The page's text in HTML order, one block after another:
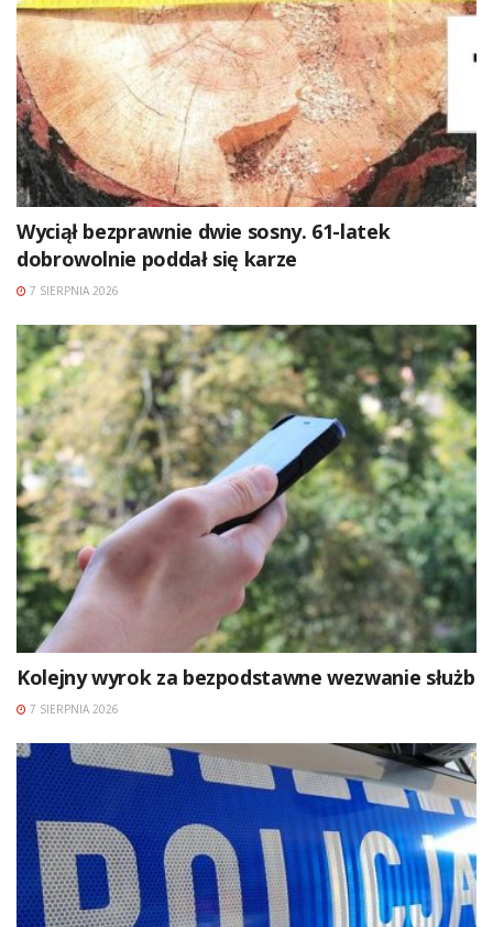
Wyciął bezprawnie dwie sosny. 61-latek
dobrowolnie poddał się karze
7 SIERPNIA 2026
Kolejny wyrok za bezpodstawne wezwanie służb
7 SIERPNIA 2026